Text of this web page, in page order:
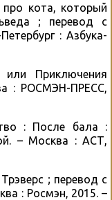
кота, который
; перевод с
: Азбука-
Приключения
: РОСМЭН-ПРЕСС,
: После бала :
– Москва : АСТ,
; перевод с
: Росмэн, 2015. –